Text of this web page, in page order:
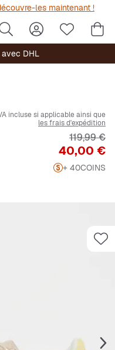
les maintenant !
avec DHL
incluse si applicable ainsi que
les frais d'expédition
Prix
40,00 €
Prix
119,99 €
+ 40COINS